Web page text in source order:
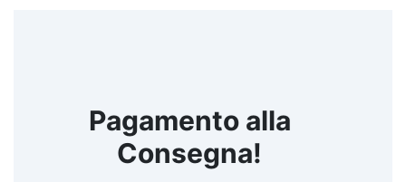
Pagamento alla
Consegna!